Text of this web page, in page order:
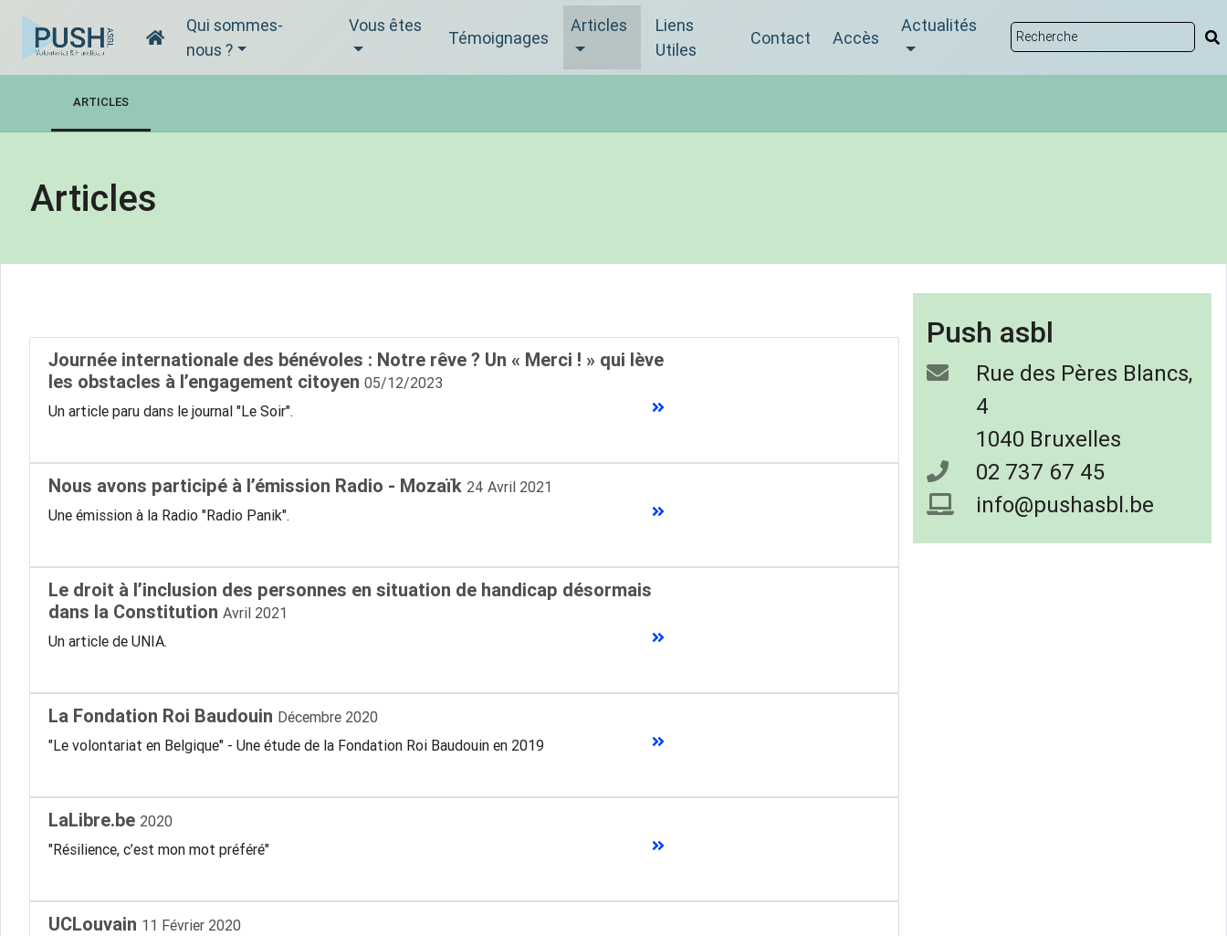
Qui sommes-
nous ?
Vous êtes
Témoignages
Articles
Liens
Utiles
Contact Accès
Actualités
ARTICLES
Articles
Journée internationale des bénévoles : Notre rêve ? Un « Merci ! » qui lève
les obstacles à l’engagement citoyen 05/12/2023
Un article paru dans le journal "Le Soir".
Nous avons participé à l’émission Radio - Mozaïk 24 Avril 2021
Une émission à la Radio "Radio Panik".
Le droit à l’inclusion des personnes en situation de handicap désormais
dans la Constitution Avril 2021
Un article de UNIA.
La Fondation Roi Baudouin Décembre 2020
"Le volontariat en Belgique" - Une étude de la Fondation Roi Baudouin en 2019
LaLibre.be 2020
"Résilience, c’est mon mot préféré"
UCLouvain 11 Février 2020
Push asbl
Rue des Pères Blancs,
4
1040 Bruxelles
02 737 67 45
info@pushasbl.be